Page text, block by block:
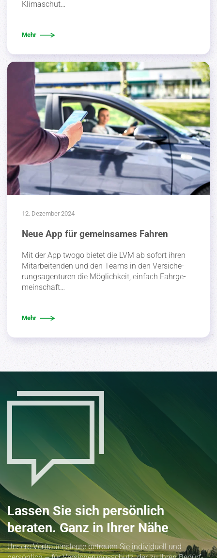
Klima­schut…
Mehr
12. Dezember 2024
Neue App für gemeinsames Fahren
Mit der App twogo bietet die LVM ab sofort ihren
Mitar­bei­tenden und den Teams in den Versi­che­
rungs­agen­turen die Möglichkeit, einfach Fahrge­
mein­schaft…
Mehr
Lassen Sie sich persönlich
beraten. Ganz in Ihrer Nähe
Unsere Vertrau­ens­leute betreuen Sie indivi­duell und